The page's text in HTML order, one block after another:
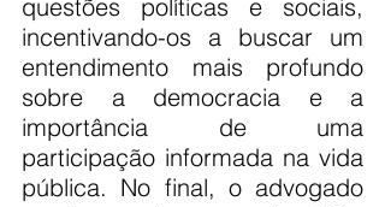
questões políticas e sociais,
incentivando-os a buscar um
entendimento mais profundo
sobre a democracia e a
importância de uma
participação informada na vida
pública. No final, o advogado